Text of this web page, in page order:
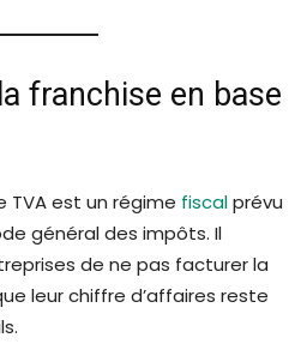
franchise en base
TVA est un régime fiscalprévu
général des impôts. Il
de ne pas facturer la
leur chiffre d’affaires reste